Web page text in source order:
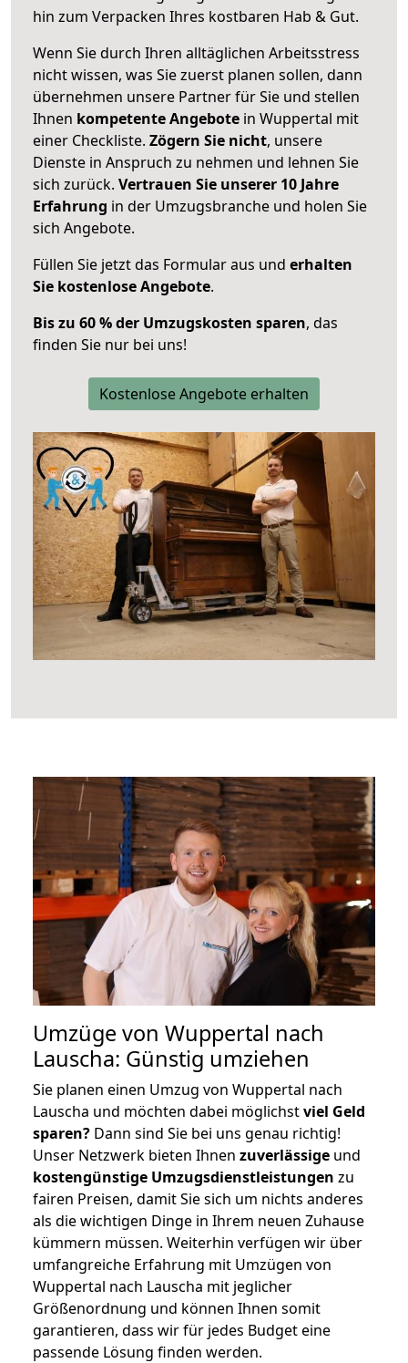
hin zum Verpacken Ihres kostbaren Hab & Gut.
Wenn Sie durch Ihren alltäglichen Arbeitsstress
nicht wissen, was Sie zuerst planen sollen, dann
übernehmen unsere Partner für Sie und stellen
Ihnen kompetente Angebote in Wuppertal mit
einer Checkliste. Zögern Sie nicht, unsere
Dienste in Anspruch zu nehmen und lehnen Sie
sich zurück. Vertrauen Sie unserer 10 Jahre
Erfahrung in der Umzugsbranche und holen Sie
sich Angebote.
Füllen Sie jetzt das Formular aus und erhalten
Sie kostenlose Angebote.
Bis zu 60 % der Umzugskosten sparen, das
finden Sie nur bei uns!
Kostenlose Angebote erhalten
Umzüge von Wuppertal nach
Lauscha: Günstig umziehen
Sie planen einen Umzug von Wuppertal nach
Lauscha und möchten dabei möglichstviel Geld
sparen? Dann sind Sie bei uns genau richtig!
Unser Netzwerk bieten Ihnen zuverlässige und
kostengünstige Umzugsdienstleistungen zu
fairen Preisen, damit Sie sich um nichts anderes
als die wichtigen Dinge in Ihrem neuen Zuhause
kümmern müssen. Weiterhin verfügen wir über
umfangreiche Erfahrung mit Umzügen von
Wuppertal nach Lauscha mit jeglicher
Größenordnung und können Ihnen somit
garantieren, dass wir für jedes Budget eine
passende Lösung finden werden.